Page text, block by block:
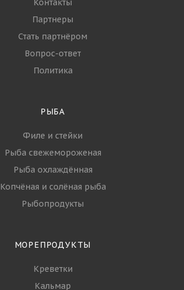
Контакты
Партнеры
Стать партнёром
Вопрос-ответ
Политика
РЫБА
Филе и стейки
Рыба свежемороженая
Рыба охлаждённая
Копчёная и солёная рыба
Рыбопродукты
МОРЕПРОДУКТЫ
Креветки
Кальмар